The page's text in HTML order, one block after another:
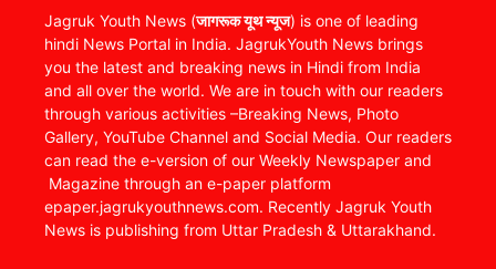
Jagruk Youth News (जागरूक यूथ न्यूज) is one of leading
hindi News Portal in India. JagrukYouth News brings
you the latest and breaking news in Hindi from India
and all over the world. We are in touch with our readers
through various activities –Breaking News, Photo
Gallery, YouTube Channel and Social Media. Our readers
can read the e-version of our Weekly Newspaper and
Magazine through an e-paper platform
epaper.jagrukyouthnews.com. Recently Jagruk Youth
News is publishing from Uttar Pradesh & Uttarakhand.